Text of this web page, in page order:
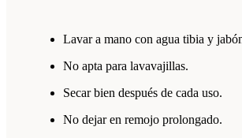
Lavar a mano con agua tibia y
No apta para lavavajillas.
Secar bien después de cada uso.
No dejar en remojo prolongado.